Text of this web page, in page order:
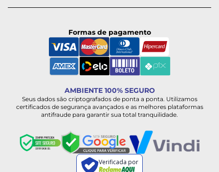
Formas de pagamento
AMBIENTE 100% SEGURO
Seus dados são criptografados de ponta a ponta. Utilizamos
certificados de segurança avançados e as melhores plataformas
antifraude para garantir sua total tranquilidade.
Verificada por